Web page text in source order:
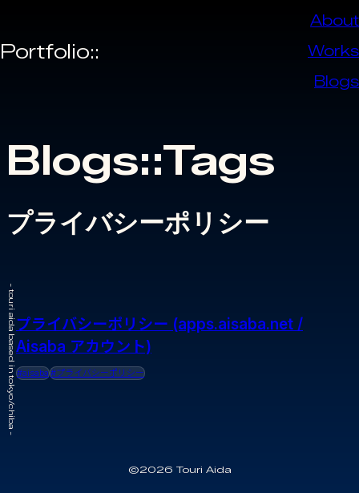
Portfolio::
About
Works
Blogs
- touri aida based in tokyo/chiba -
Blogs::Tags
プライバシーポリシー
#aisaba#プライバシーポリシー
プライバシーポリシー (apps.aisaba.net /
Aisaba アカウント)
©2026 Touri Aida